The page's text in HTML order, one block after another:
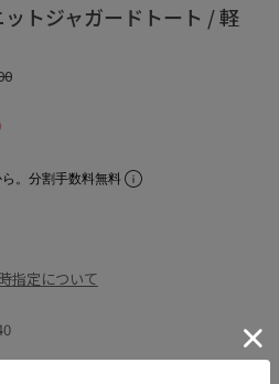
ットジャガードトート / 軽
。分割手数料無料
指定について